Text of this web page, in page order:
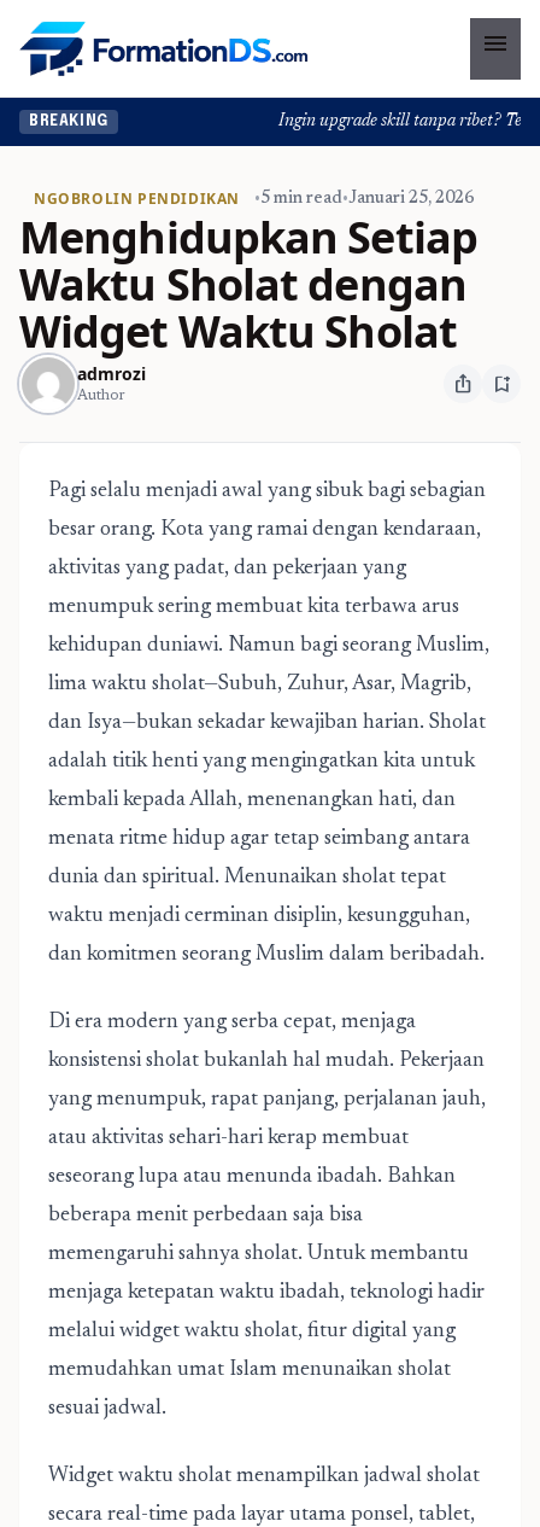
menu
BREAKING Ingin upgrade skill tanpa ribet?
NGOBROLIN PENDIDIKAN •5 min read•Januari 25, 2026
Menghidupkan Setiap
Waktu Sholat dengan
Widget Waktu Sholat
admrozi
Author ios_share bookmark_add
Pagi selalu menjadi awal yang sibuk bagi sebagian
besar orang. Kota yang ramai dengan kendaraan,
aktivitas yang padat, dan pekerjaan yang
menumpuk sering membuat kita terbawa arus
kehidupan duniawi. Namun bagi seorang Muslim,
lima waktu sholat—Subuh, Zuhur, Asar, Magrib,
dan Isya—bukan sekadar kewajiban harian. Sholat
adalah titik henti yang mengingatkan kita untuk
kembali kepada Allah, menenangkan hati, dan
menata ritme hidup agar tetap seimbang antara
dunia dan spiritual. Menunaikan sholat tepat
waktu menjadi cerminan disiplin, kesungguhan,
dan komitmen seorang Muslim dalam beribadah.
Di era modern yang serba cepat, menjaga
konsistensi sholat bukanlah hal mudah. Pekerjaan
yang menumpuk, rapat panjang, perjalanan jauh,
atau aktivitas sehari-hari kerap membuat
seseorang lupa atau menunda ibadah. Bahkan
beberapa menit perbedaan saja bisa
memengaruhi sahnya sholat. Untuk membantu
menjaga ketepatan waktu ibadah, teknologi hadir
melalui widget waktu sholat, fitur digital yang
memudahkan umat Islam menunaikan sholat
sesuai jadwal.
Widget waktu sholat menampilkan jadwal sholat
secara real-time pada layar utama ponsel, tablet,